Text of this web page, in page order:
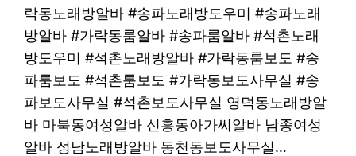
락동노래방알바 #송파노래방도우미 #송파노래
방알바 #가락동룸알바 #송파룸알바 #석촌노래
방도우미 #석촌노래방알바 #가락동룸보도 #송
파룸보도 #석촌룸보도 #가락동보도사무실 #송
파보도사무실 #석촌보도사무실 영덕동노래방알
바 마북동여성알바 신흥동아가씨알바 남종여성
알바 성남노래방알바 동천동보도사무실…